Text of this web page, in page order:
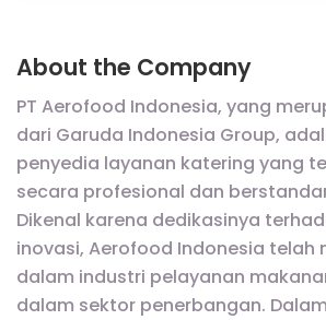
About the Company
PT Aerofood Indonesia, yang
dari Garuda Indonesia Group,
penyedia layanan katering yang
secara profesional dan
Dikenal karena dedikasinya
inovasi, Aerofood Indonesia telah
dalam industri pelayanan
dalam sektor penerbangan.